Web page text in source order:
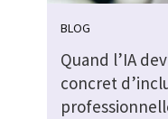
BLOG
Quand l’IA
concret